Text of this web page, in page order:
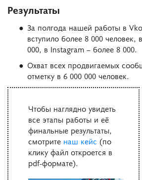
Результаты
За полгода нашей работы в
вступило более 8 000 человек,
000, в Instagram – более 8 000.
Охват всех продвигаемых
отметку в 6 000 000 человек.
Чтобы наглядно увидеть
все этапы работы и её
финальные результаты,
смотрите наш кейс (по
клику файл откроется в
pdf-формате).